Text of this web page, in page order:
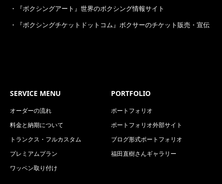
・
『ボクシングアート』世界のボクシング情報サイト
・
『ボクシングチケットドットコム』ボクサーのチケット販売・宣伝
SERVICE MENU
オーダーの流れ
料金と納期について
トランクス・フルカスタム
プレミアムプラン
ワッペン取り付け
PORTFOLIO
ポートフォリオ
ポートフォリオ外部サイト
ブログ形式ポートフォリオ
福田直樹さんギャラリー